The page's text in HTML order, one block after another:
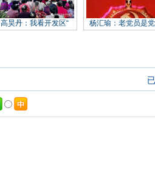
高昊丹：我看开发区“ 杨汇瑜：老党员是